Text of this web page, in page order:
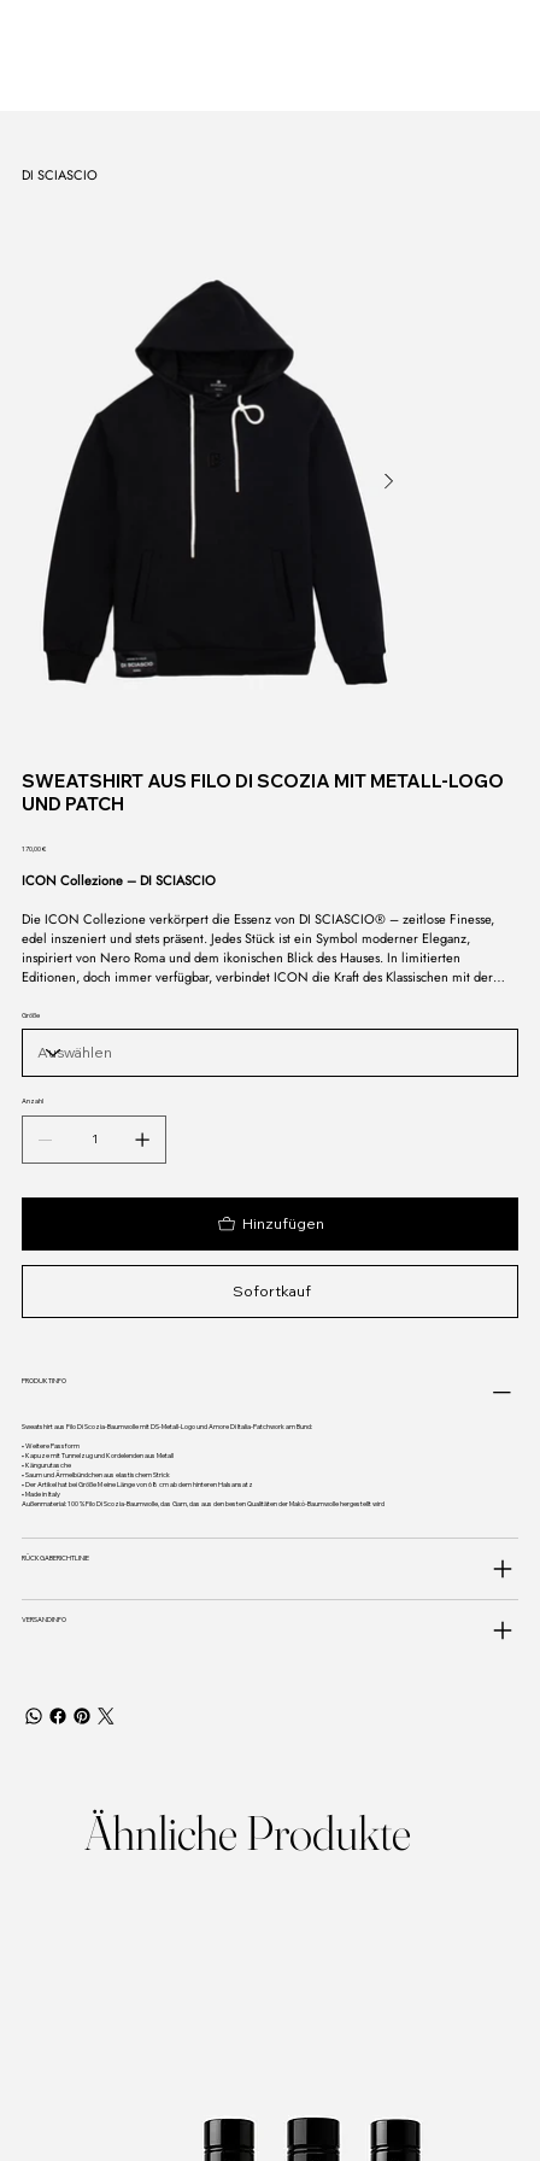
DI SCIASCIO
SWEATSHIRT AUS FILO DI SCOZIA MIT METALL-LOGO
UND PATCH
Preis
170,00 €
ICON Collezione – DI SCIASCIO
Die ICON Collezione verkörpert die Essenz von DI SCIASCIO® – zeitlose Finesse,
edel inszeniert und stets präsent. Jedes Stück ist ein Symbol moderner Eleganz,
inspiriert von Nero Roma und dem ikonischen Blick des Hauses. In limitierten
Editionen, doch immer verfügbar, verbindet ICON die Kraft des Klassischen mit der
Signum eines Stils, der in seiner Reinheit unantastbar ist.
Größe
Anzahl
Hinzufügen
Sofortkauf
PRODUKTINFO
Sweatshirt aus Filo Di Scozia-Baumwolle mit DS-Metall-Logo und Amore Di Italia-Patchwork am Bund:
• Weitere Passform
• Kapuze mit Tunnelzug und Kordelenden aus Metall
• Kängurutasche
• Saum und Ärmelbündchen aus elastischem Strick
• Der Artikel hat bei Größe M eine Länge von 68 cm ab dem hinteren Halsansatz
• Made in Italy
Außenmaterial: 100 % Filo Di Scozia-Baumwolle, das Garn, das aus den besten Qualitäten der Makò-Baumwolle hergestellt wird
RÜCKGABERICHTLINIE
VERSANDINFO
Ähnliche Produkte